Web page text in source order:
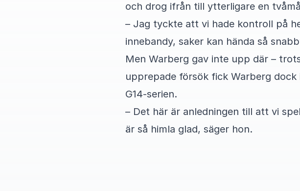
och drog ifrån till ytterligare en
– Jag tyckte att vi hade kontroll på
innebandy, saker kan hända så
Men Warberg gav inte upp där –
upprepade försök fick Warberg
G14-serien.
– Det här är anledningen till att vi
är så himla glad, säger hon.